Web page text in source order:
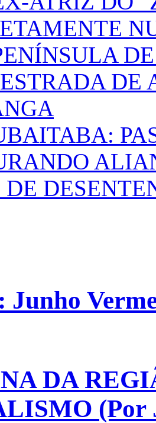
DE
DE
Junho
DA
(Por